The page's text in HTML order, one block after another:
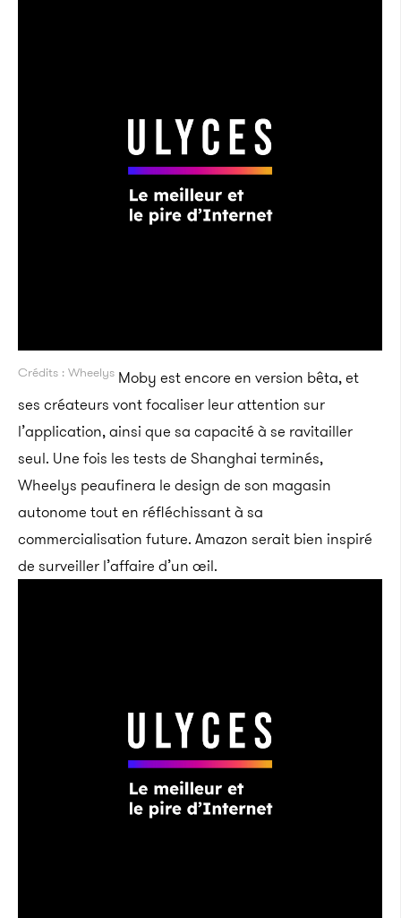
Crédits : Wheelys Moby est encore en version bêta, et
ses créateurs vont focaliser leur attention sur
l’application, ainsi que sa capacité à se ravitailler
seul. Une fois les tests de Shanghai terminés,
Wheelys peaufinera le design de son magasin
autonome tout en réfléchissant à sa
commercialisation future. Amazon serait bien inspiré
de surveiller l’affaire d’un œil.